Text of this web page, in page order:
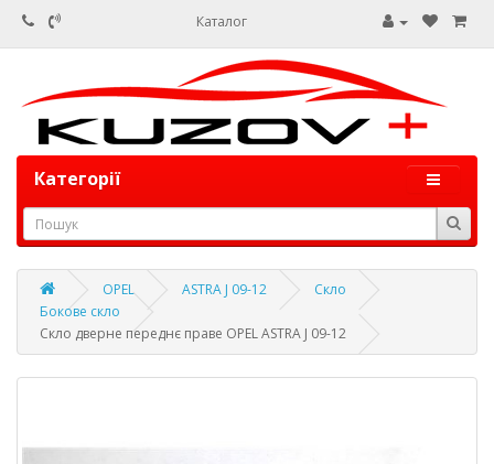
Каталог
Категорії
OPEL ASTRA J 09-12
Скло
Бокове скло
Скло дверне переднє праве OPEL ASTRA J 09-12